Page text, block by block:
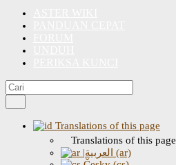
Translations of this page
Translations of this page
|العربية (ar)